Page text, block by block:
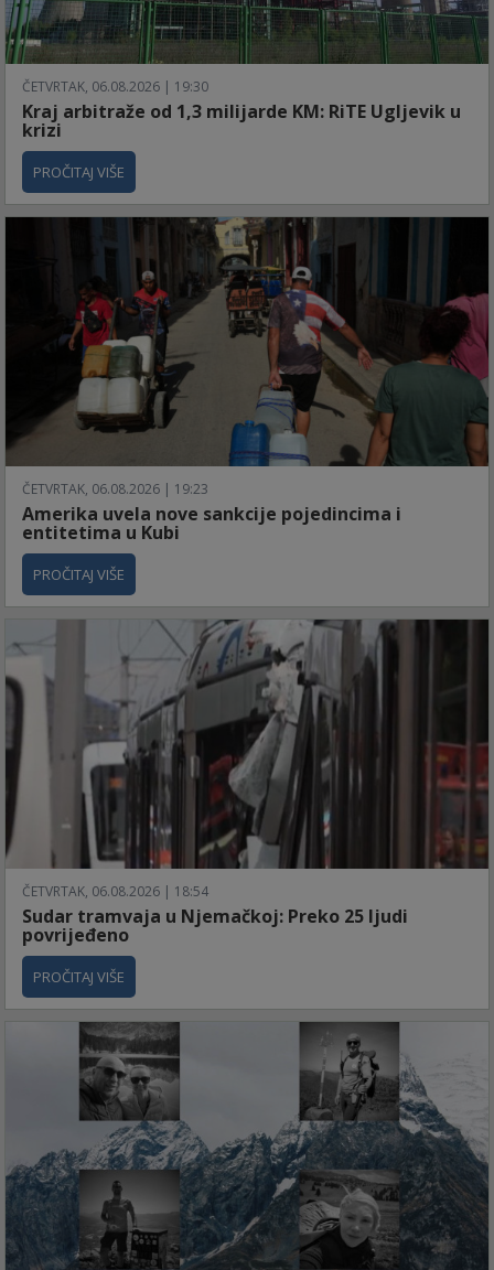
ČETVRTAK, 06.08.2026 | 19:30
Kraj arbitraže od 1,3 milijarde KM: RiTE Ugljevik u
krizi
PROČITAJ VIŠE
ČETVRTAK, 06.08.2026 | 19:23
Amerika uvela nove sankcije pojedincima i
entitetima u Kubi
PROČITAJ VIŠE
ČETVRTAK, 06.08.2026 | 18:54
Sudar tramvaja u Njemačkoj: Preko 25 ljudi
povrijeđeno
PROČITAJ VIŠE